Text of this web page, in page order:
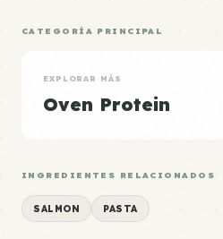
CATEGORÍA PRINCIPAL
EXPLORAR MÁS
Oven Protein
INGREDIENTES RELACIONADOS
SALMON PASTA